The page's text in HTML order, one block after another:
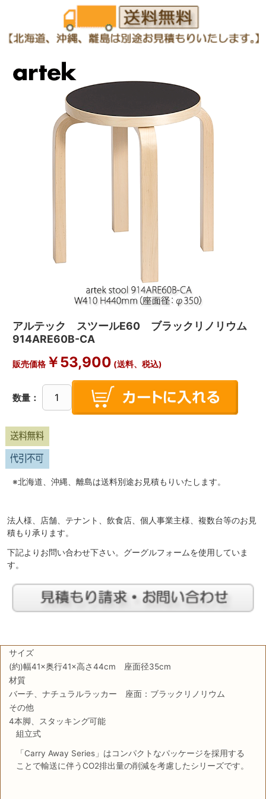
アルテック スツールE60 ブラックリノリウム
914ARE60B-CA
販売価格￥53,900 (送料、税込)
数量：
※北海道、沖縄、離島は送料別途お見積もりいたします。
法人様、店舗、テナント、飲食店、個人事業主様、複数台等のお見
積もり承ります。
下記よりお問い合わせ下さい。グーグルフォームを使用していま
す。
サイズ
(約)幅41×奥行41×高さ44cm 座面径35cm
材質
バーチ、ナチュラルラッカー 座面：ブラックリノリウム
その他
4本脚、スタッキング可能
組立式
「Carry Away Series」はコンパクトなパッケージを採用する
ことで輸送に伴うCO2排出量の削減を考慮したシリーズです。